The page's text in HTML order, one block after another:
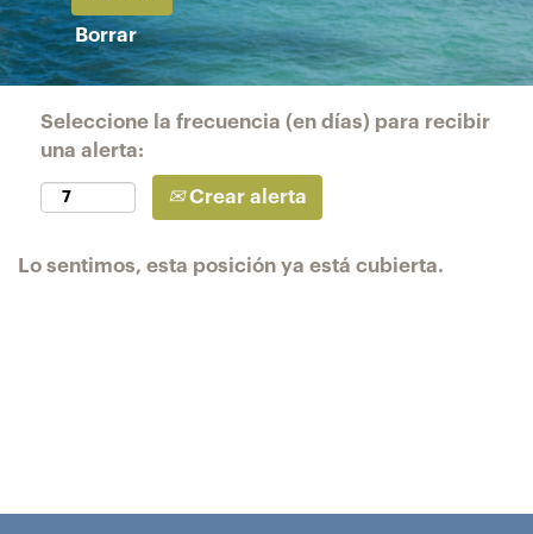
Borrar
Seleccione la frecuencia (en días) para recibir
una alerta:
Crear alerta
Lo sentimos, esta posición ya está cubierta.